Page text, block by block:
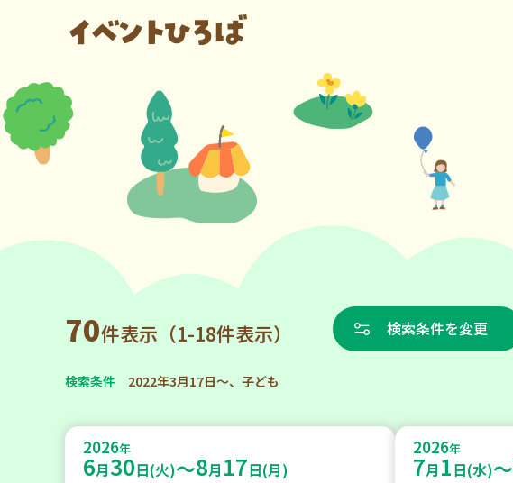
70件表示（1-18件表示） 検索条件を変更
検索条件 2022年3月17日～、子ども
2026年
6月30日(火)～8月 17日(月)
2026年
7月 1日(水)～